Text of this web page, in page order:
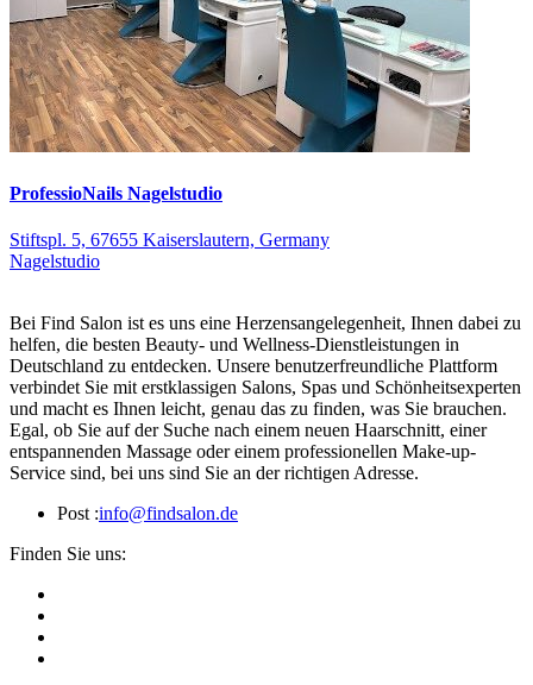
ProfessioNails Nagelstudio
Stiftspl. 5, 67655 Kaiserslautern, Germany
Nagelstudio
Bei Find Salon ist es uns eine Herzensangelegenheit, Ihnen dabei zu
helfen, die besten Beauty- und Wellness-Dienstleistungen in
Deutschland zu entdecken. Unsere benutzerfreundliche Plattform
verbindet Sie mit erstklassigen Salons, Spas und Schönheitsexperten
und macht es Ihnen leicht, genau das zu finden, was Sie brauchen.
Egal, ob Sie auf der Suche nach einem neuen Haarschnitt, einer
entspannenden Massage oder einem professionellen Make-up-
Service sind, bei uns sind Sie an der richtigen Adresse.
Post :info@findsalon.de
Finden Sie uns: